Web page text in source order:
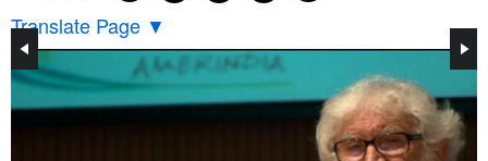
Translate Page ▼